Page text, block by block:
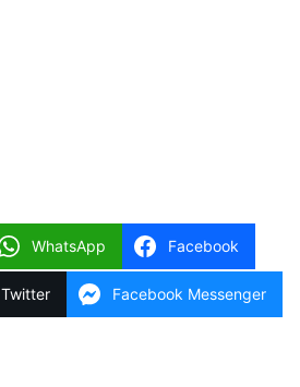
WhatsApp Facebook
Twitter Facebook Messenger